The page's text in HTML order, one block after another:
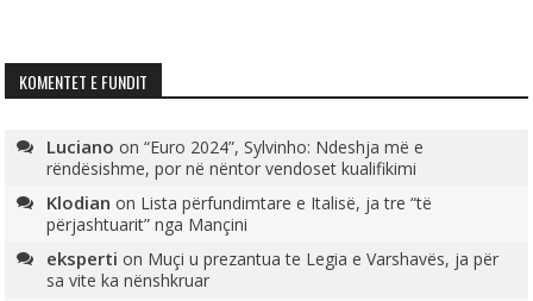
KOMENTET E FUNDIT
Luciano on“Euro 2024”, Sylvinho: Ndeshja më e
rëndësishme, por në nëntor vendoset kualifikimi
Klodian on Lista përfundimtare e Italisë, ja tre “të
përjashtuarit” nga Mançini
eksperti on Muçi u prezantua te Legia e Varshavës, ja për
sa vite ka nënshkruar